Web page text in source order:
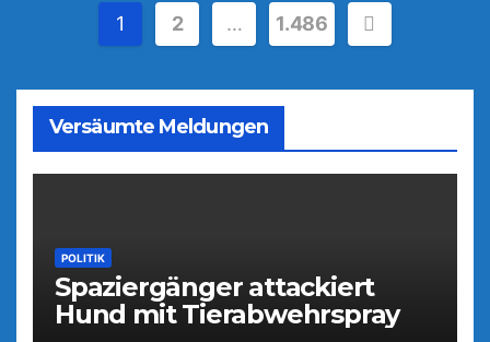
Seitennummerierung
Beiträge
1 2 … 1.486
Versäumte Meldungen
POLITIK
Spaziergänger attackiert
Hund mit Tierabwehrspray